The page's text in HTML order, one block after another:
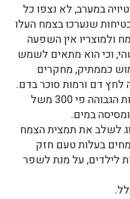
במערב, לא נצפו כל
שנערכו בצמח העלו
ולמוצריו אין השפעה
וכי הוא מתאים לשמש
כממתיק, מחקרים
לחץ דם ורמות סוכר בדם.
לתמצית הצמח המרוכזת מתיקות הגבוהה פי 300 משל
במים.
לשלב את תמצית הצמח
בעלות טעם חזק
לילדים, על מנת לשפר